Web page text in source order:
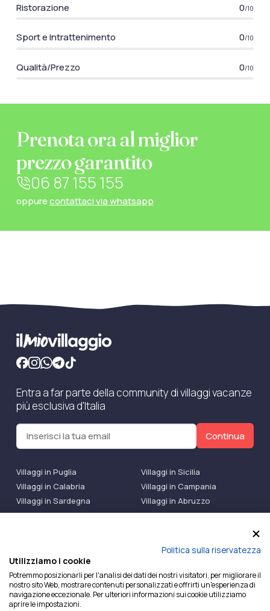
Ristorazione 0/10
Sport e Intrattenimento 0/10
Qualità/Prezzo 0/10
Prenota ora al miglior
prezzo garantito
06 87 155 155
oppurecontattaci via whatsapp
Entra a far parte della community di villaggi vacanze
più esclusiva d'Italia
Continua
Villaggi in Puglia
Villaggi in Sicilia
Villaggi in Calabria
Villaggi in Campania
Villaggi in Sardegna
Villaggi in Abruzzo
Villaggi Bluserena
Villaggi TH Resort
Ilmiovillaggio è un marchio di Ekiwi S.r.l.
Licenza Agenzia Viaggi e Turismo n° 2015/0133251 del
26/02/2015 e coperta da RC per Agenzia di Viaggi n°
OX00081147 REVO Specialty LiabilityXTravel Agencies.
Politica sulla riservatezza
Utilizziamo i cookie
Potremmo posizionarli per l'analisi dei dati dei nostri visitatori, per migliorare il
nostro sito Web, mostrare contenuti personalizzati e offrirti un'esperienza di
navigazione eccezionale. Per ulteriori informazioni sui cookie utilizziamo
aprire le impostazioni.